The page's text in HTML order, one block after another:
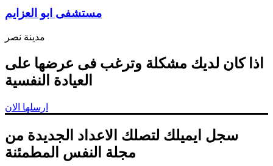
مستشفى ابو العزايم
مدينة نصر
اذا كان لديك مشكلة وترغب فى عرضها على
العيادة النفسية
ارسلها الان
سجل ايميلك لتصلك الاعداد الجديدة من
مجلة النفس المطمئنة